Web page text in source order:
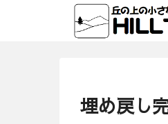
埋め戻し